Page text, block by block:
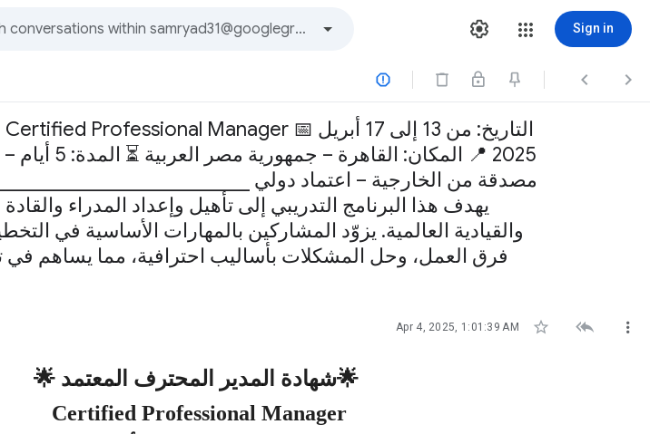
Sign in
  
مصدقة من الخارجية – اعتماد دولي
يهدف هذا البرنامج التدريبي إلى تأهيل وإعداد المدراء
والقيادية العالمية. يزوّد المشاركين بالمهارات الأساسية في
فرق العمل، وحل المشكلات بأساليب احترافية، مما يساهم في
Apr 4, 2025, 1:01:39 AM   
🌟شهادة المدير المحترف المعتمد 🌟
Certified Professional Manager